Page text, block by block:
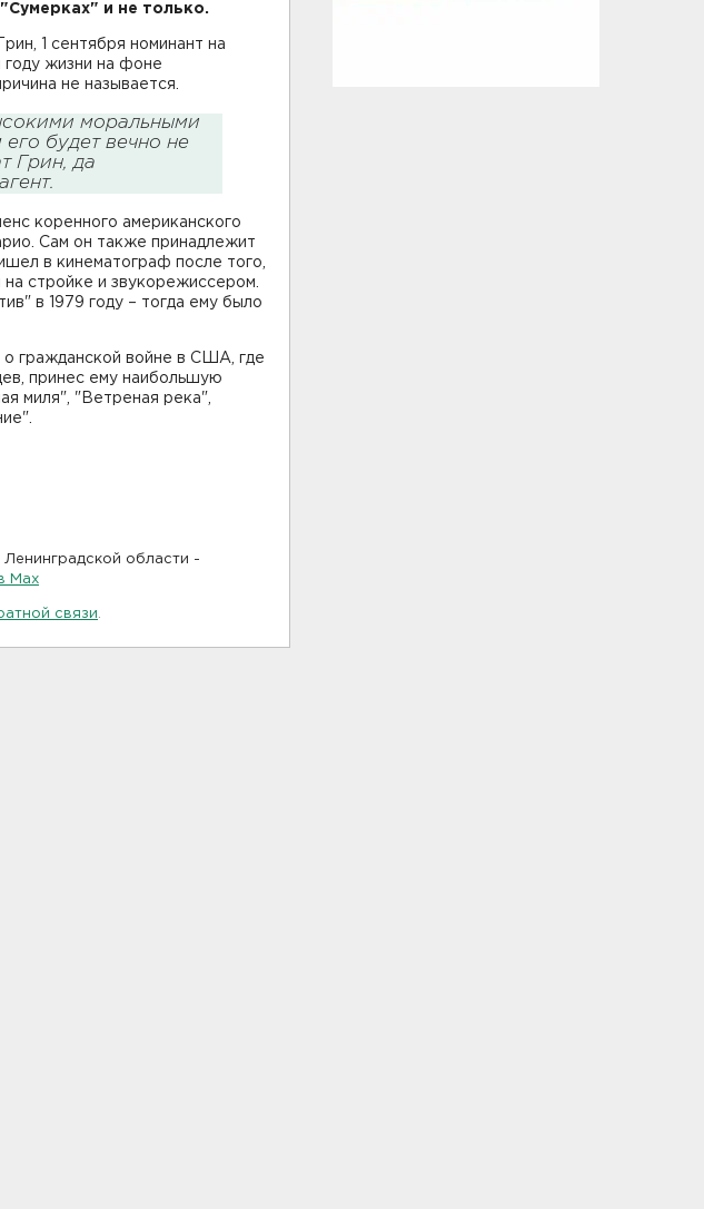
и не только.
1 сентября номинант на
жизни на фоне
не называется.
моральными
будет вечно не
Грин, да
коренного американского
Сам он также принадлежит
в кинематограф после того,
стройке и звукорежиссером.
в 1979 году – тогда ему было
гражданской войне в США, где
принес ему наибольшую
миля", "Ветреная река",
области -
Maх
связи